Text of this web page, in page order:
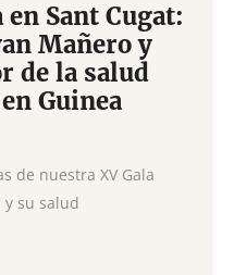
en Sant Cugat:
Mañero y
de la salud
Guinea
de nuestra XV Gala
y su salud